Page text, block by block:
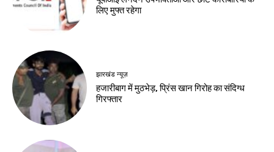
लिए मुफ्त रहेगा
झारखंड न्यूज़
हजारीबाग में मुठभेड़, प्रिंस खान गिरोह का संदिग्ध
गिरफ्तार